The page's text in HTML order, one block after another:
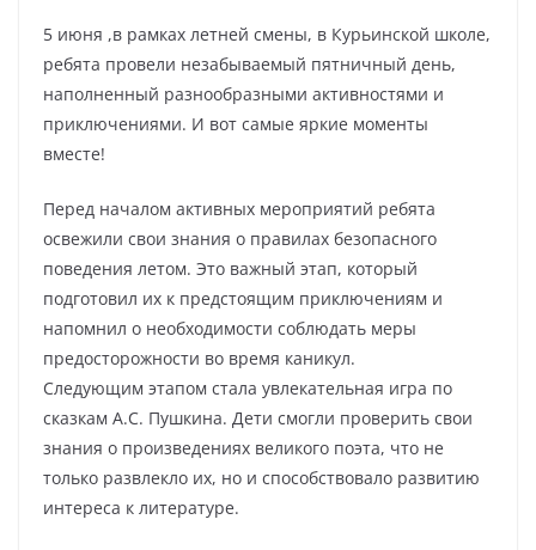
5 июня ,в рамках летней смены, в Курьинской школе,
ребята провели незабываемый пятничный день,
наполненный разнообразными активностями и
приключениями. И вот самые яркие моменты
вместе!
Перед началом активных мероприятий ребята
освежили свои знания о правилах безопасного
поведения летом. Это важный этап, который
подготовил их к предстоящим приключениям и
напомнил о необходимости соблюдать меры
предосторожности во время каникул.
Следующим этапом стала увлекательная игра по
сказкам А.С. Пушкина. Дети смогли проверить свои
знания о произведениях великого поэта, что не
только развлекло их, но и способствовало развитию
интереса к литературе.